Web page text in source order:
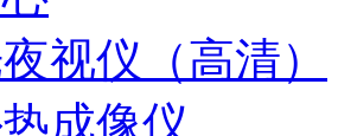
视仪（高清）
成像仪